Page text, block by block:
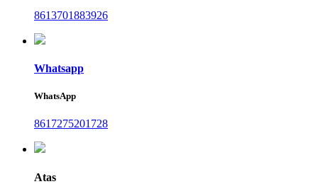
8613701883926
Whatsapp
WhatsApp
8617275201728
Atas